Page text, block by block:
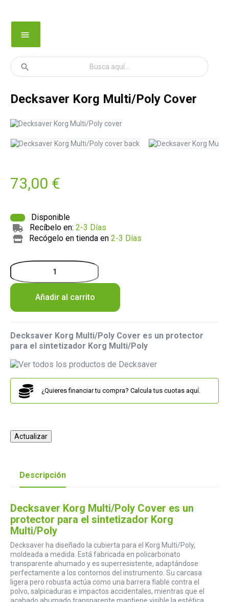
menu
search
Decksaver Korg Multi/Poly Cover
73,00 €
Disponible
Recíbelo en:2-3 Días
Recógelo en tienda en2-3 Días
Añadir al carrito
Decksaver Korg Multi/Poly Cover es un protector
para el sintetizador Korg Multi/Poly
¿Quieres financiar tu compra? Calcula tus cuotas aquí.
Descripción
Decksaver Korg Multi/Poly Cover es un
protector para el sintetizador Korg
Multi/Poly
Decksaver ha diseñado la cubierta para el Korg Multi/Poly,
moldeada a medida. Está fabricada en policarbonato
transparente ahumado y es superresistente, adaptándose
perfectamente a los contornos del instrumento. Su carcasa
ligera pero robusta actúa como una barrera fiable contra el
polvo, salpicaduras e impactos accidentales, mientras que el